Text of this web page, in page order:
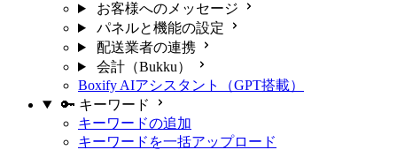
お客様へのメッセージ
パネルと機能の設定
配送業者の連携
会計（Bukku）
Boxify AIアシスタント（GPT搭載）
🔑 キーワード
キーワードの追加
キーワードを一括アップロード